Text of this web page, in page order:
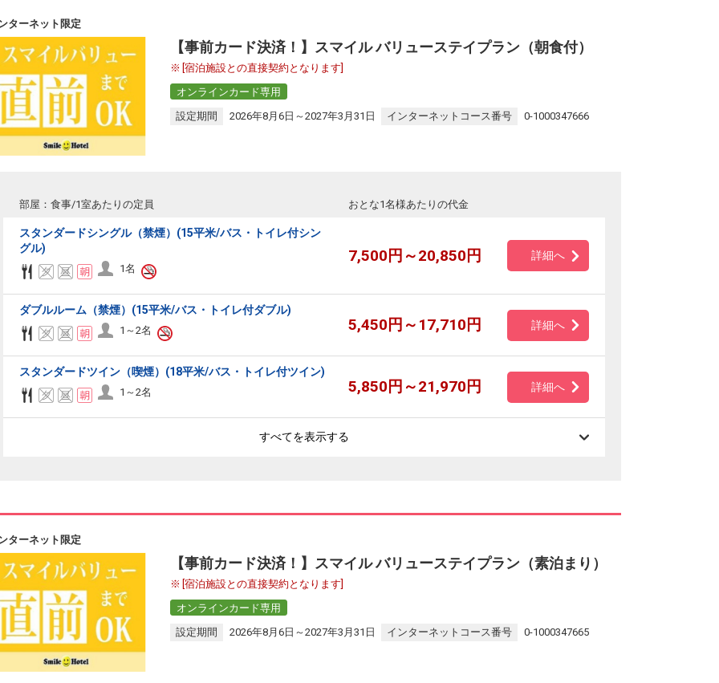
ターネット限定
【事前カード決済！】スマイル バリューステイプラン（朝食付）
[宿泊施設との直接契約となります]
オンラインカード専用
設定期間
2026年8月6日～2027年3月31日 インターネットコース番号 0-1000347666
部屋：食事/1室あたりの定員 おとな1名様あたりの代金
スタンダードシングル（禁煙）(15平米/バス・トイレ付シン
グル)
1名
7,500円～20,850円 詳細へ
ダブルルーム（禁煙）(15平米/バス・トイレ付ダブル)
1～2名 5,450円～17,710円 詳細へ
スタンダードツイン（喫煙）(18平米/バス・トイレ付ツイン)
1～2名 5,850円～21,970円 詳細へ
すべてを表示する
ターネット限定
【事前カード決済！】スマイル バリューステイプラン（素泊まり）
[宿泊施設との直接契約となります]
オンラインカード専用
設定期間
2026年8月6日～2027年3月31日 インターネットコース番号 0-1000347665